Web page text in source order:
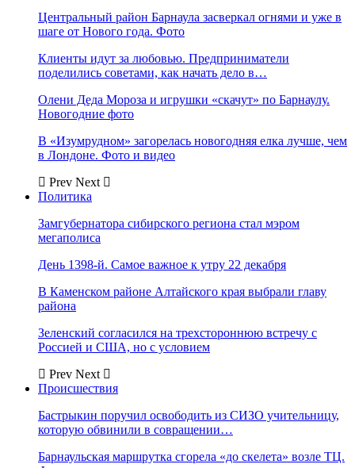
Центральный район Барнаула засверкал огнями и уже в
шаге от Нового года. Фото
Клиенты идут за любовью. Предприниматели
поделились советами, как начать дело в…
Олени Деда Мороза и игрушки «скачут» по Барнаулу.
Новогодние фото
В «Изумрудном» загорелась новогодняя елка лучше, чем
в Лондоне. Фото и видео
Prev Next
Политика
Замгубернатора сибирского региона стал мэром
мегаполиса
День 1398-й. Самое важное к утру 22 декабря
В Каменском районе Алтайского края выбрали главу
района
Зеленский согласился на трехстороннюю встречу с
Россией и США, но с условием
Prev Next
Происшествия
Бастрыкин поручил освободить из СИЗО учительницу,
которую обвинили в совращении…
Барнаульская маршрутка сгорела «до скелета» возле ТЦ.